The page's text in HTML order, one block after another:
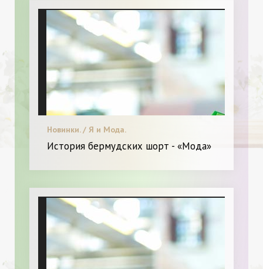
Новинки. / Я и Мода.
История бермудских шорт - «Мода»